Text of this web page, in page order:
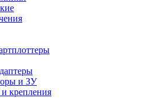
и ЗУ
крепления